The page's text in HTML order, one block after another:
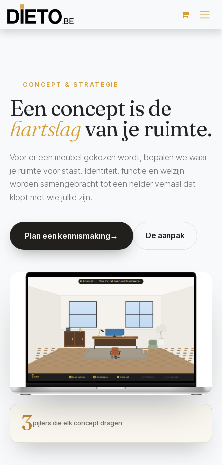
Overslaan naar inhoud
CONCEPT & STRATEGIE
Een concept is de
hartslagvan je ruimte.
Voor er een meubel gekozen wordt, bepalen we waar
je ruimte voor staat. Identiteit, functie en welzijn
worden samengebracht tot een helder verhaal dat
klopt met wie jullie zijn.
Plan een kennismaking → De aanpak
3pijlers die elk concept dragen